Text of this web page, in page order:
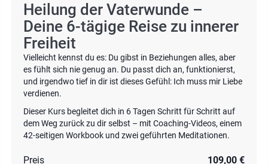
Heilung der Vaterwunde –
Deine 6-tägige Reise zu innerer
Freiheit
Vielleicht kennst du es: Du gibst in Beziehungen alles, aber
es fühlt sich nie genug an. Du passt dich an, funktionierst,
und irgendwo tief in dir ist dieses Gefühl: Ich muss mir Liebe
verdienen.
Dieser Kurs begleitet dich in 6 Tagen Schritt für Schritt auf
dem Weg zurück zu dir selbst – mit Coaching-Videos, einem
42-seitigen Workbook und zwei geführten Meditationen.
Preis 109,00 €